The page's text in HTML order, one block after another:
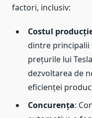
factori, inclusiv:
Costul
dintre
prețurile lui
dezvoltarea de
eficienței
Concurența: